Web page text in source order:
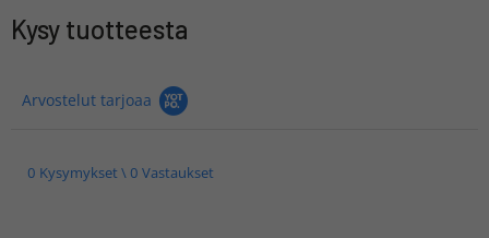
Kysy tuotteesta
Arvostelut tarjoaa
0 Kysymykset \ 0 Vastaukset